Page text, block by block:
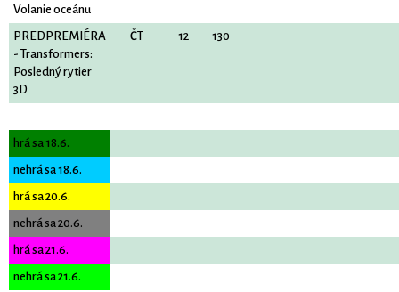
Volanie oceánu
PREDPREMIÉRA
- Transformers:
Posledný rytier
3D
ČT 12 130
hrá sa 18.6.
nehrá sa 18.6.
hrá sa 20.6.
nehrá sa 20.6.
hrá sa 21.6.
nehrá sa 21.6.